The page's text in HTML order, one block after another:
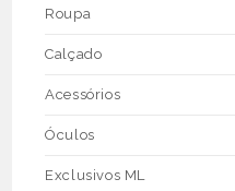
Roupa
Calçado
Acessórios
Óculos
Exclusivos ML